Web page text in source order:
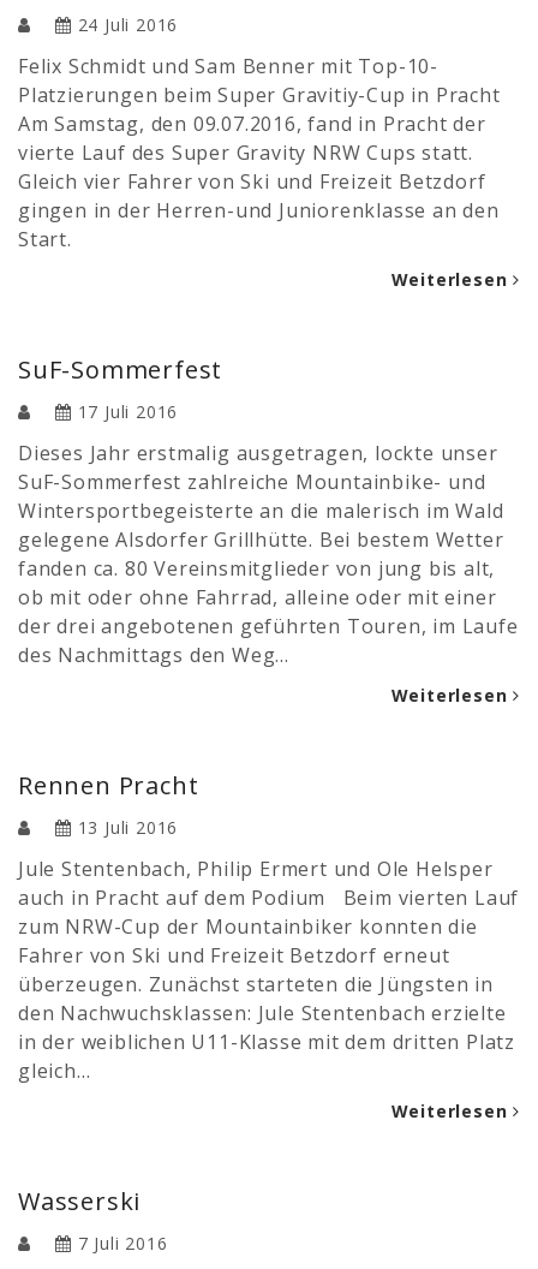
24 Juli 2016
Felix Schmidt und Sam Benner mit Top-10-
Platzierungen beim Super Gravitiy-Cup in Pracht
Am Samstag, den 09.07.2016, fand in Pracht der
vierte Lauf des Super Gravity NRW Cups statt.
Gleich vier Fahrer von Ski und Freizeit Betzdorf
gingen in der Herren-und Juniorenklasse an den
Start.
Weiterlesen
SuF-Sommerfest
17 Juli 2016
Dieses Jahr erstmalig ausgetragen, lockte unser
SuF-Sommerfest zahlreiche Mountainbike- und
Wintersportbegeisterte an die malerisch im Wald
gelegene Alsdorfer Grillhütte. Bei bestem Wetter
fanden ca. 80 Vereinsmitglieder von jung bis alt,
ob mit oder ohne Fahrrad, alleine oder mit einer
der drei angebotenen geführten Touren, im Laufe
des Nachmittags den Weg…
Weiterlesen
Rennen Pracht
13 Juli 2016
Jule Stentenbach, Philip Ermert und Ole Helsper
auch in Pracht auf dem Podium Beim vierten Lauf
zum NRW-Cup der Mountainbiker konnten die
Fahrer von Ski und Freizeit Betzdorf erneut
überzeugen. Zunächst starteten die Jüngsten in
den Nachwuchsklassen: Jule Stentenbach erzielte
in der weiblichen U11-Klasse mit dem dritten Platz
gleich…
Weiterlesen
Wasserski
7 Juli 2016